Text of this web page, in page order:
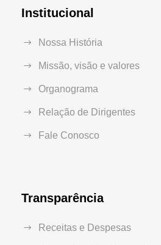
Institucional
Nossa História
Missão, visão e valores
Organograma
Relação de Dirigentes
Fale Conosco
Transparência
Receitas e Despesas